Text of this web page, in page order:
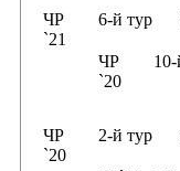
ЧР
`21
6-й тур
ЧР
`20
ЧР
`20
2-й тур